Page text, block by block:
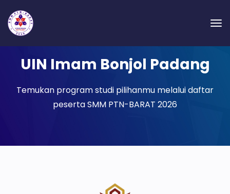
UIN Imam Bonjol Padang
Temukan program studi pilihanmu melalui daftar
peserta SMM PTN-BARAT 2026